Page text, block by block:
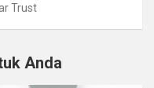
Trust
Anda